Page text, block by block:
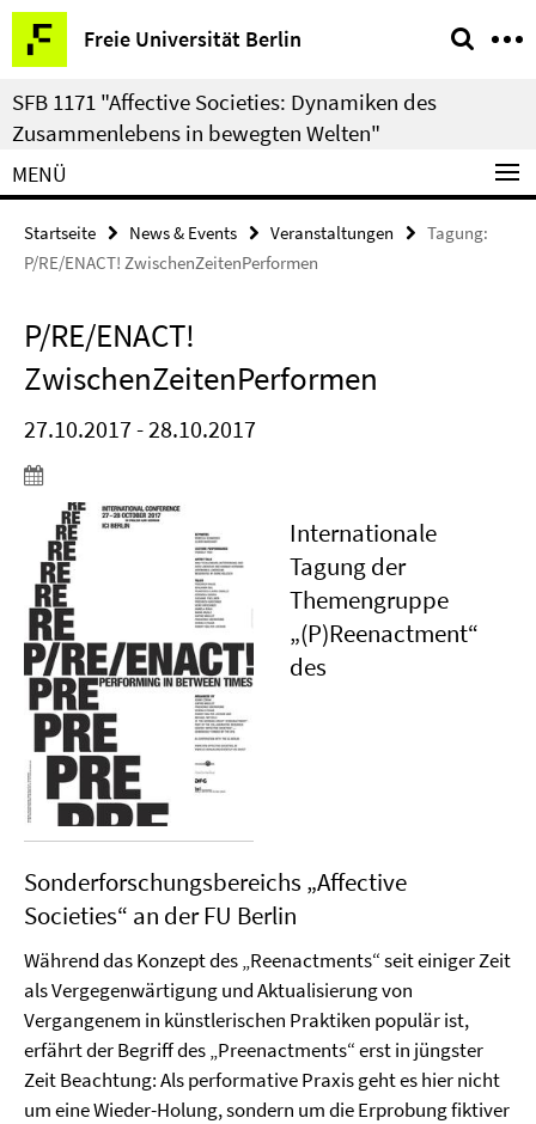
Springe
direkt
zu
Inhalt
Freie Universität Berlin
Service-
Navigation
SFB 1171 "Affective Societies: Dynamiken des
Zusammenlebens in bewegten Welten"
MENÜ
Startseite News & Events Veranstaltungen
Tagung:
P/RE/ENACT! ZwischenZeitenPerformen
P/RE/ENACT!
ZwischenZeitenPerformen
27.10.2017 - 28.10.2017
Internationale
Tagung der
Themengruppe
„(P)Reenactment“
des
Sonderforschungsbereichs „Affective
Societies“ an der FU Berlin
Während das Konzept des „Reenactments“ seit einiger Zeit
als Vergegenwärtigung und Aktualisierung von
Vergangenem in künstlerischen Praktiken populär ist,
erfährt der Begriff des „Preenactments“ erst in jüngster
Zeit Beachtung: Als performative Praxis geht es hier nicht
um eine Wieder-Holung, sondern um die Erprobung fiktiver